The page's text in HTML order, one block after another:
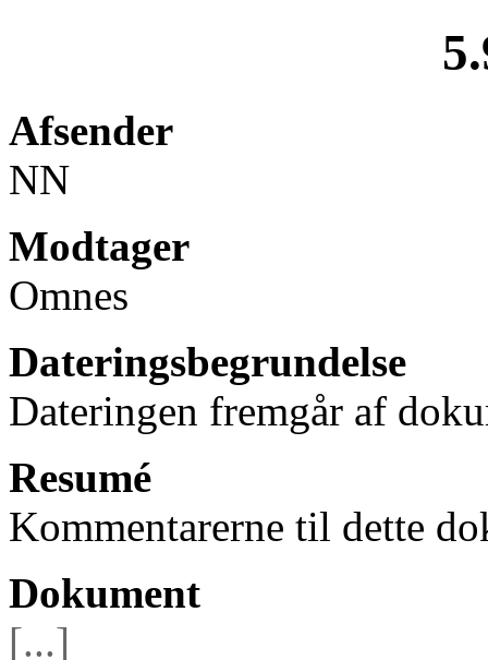
Afsender
NN
Modtager
Omnes
Dateringsbegrundelse
Dateringen fremgår af
Resumé
Kommentarerne til dette
Dokument
[...]